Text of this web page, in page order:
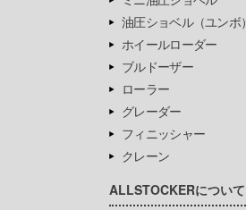
油圧ショベル（ユンボ）
ホイールローダー
ブルドーザー
ローラー
グレーダー
フィニッシャー
クレーン
ALLSTOCKERについて